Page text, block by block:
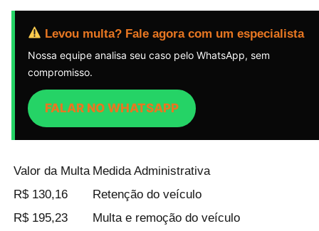
Levou multa? Fale agora com um especialista
Nossa equipe analisa seu caso pelo WhatsApp, sem
compromisso.
FALAR NO WHATSAPP
Valor da Multa Medida Administrativa
R$ 130,16
Retenção do veículo
R$ 195,23
Multa e remoção do veículo